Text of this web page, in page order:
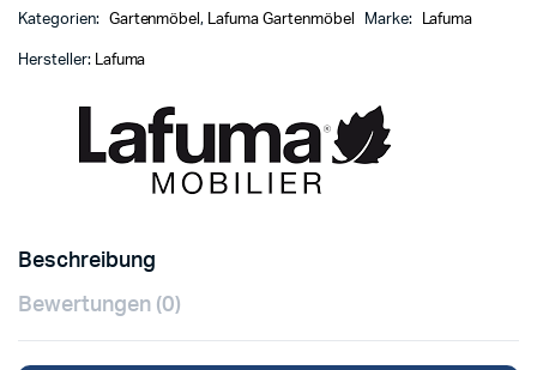
Kategorien: Gartenmöbel, Lafuma Gartenmöbel Marke: Lafuma
Hersteller: Lafuma
Beschreibung
Bewertungen (0)